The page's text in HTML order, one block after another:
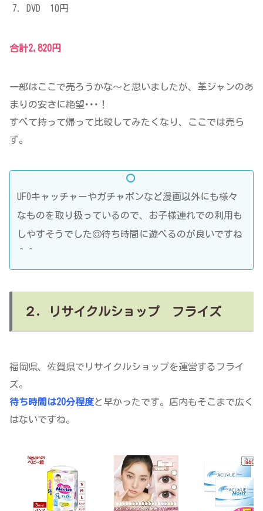
DVD 10円
合計2,820円
一部はここで売ろうかな～と思いましたが、革ジャンのあ
まりの安さに絶望･･･！
すべて持って帰って比較してみたくなり、ここでは売ら
ず。
UFOキャッチャーやガチャポンなど漫画以外にも様々
なものを取り扱っているので、お子様連れでの利用も
しやすそうでした◎待ち時間に遊べるのが良いですね
２．リサイクルショップ フライズ
福岡県、佐賀県でリサイクルショップを運営するフライ
ズ。
待ち時間は20分程度と早かったです。店内もそこまで広く
はないですね。